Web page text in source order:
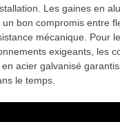
Les gaines en
bon compromis entre
mécanique. Pour
exigeants, les
acier galvanisé
le temps.